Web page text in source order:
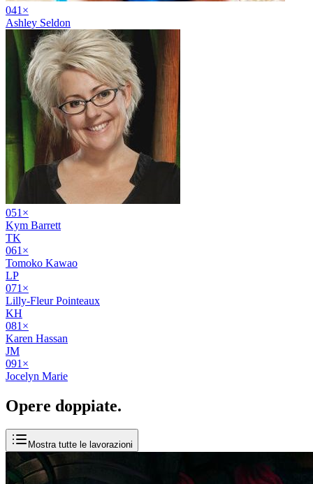
041 ×
Ashley Seldon
051 ×
Kym Barrett
TK
061 ×
Tomoko Kawao
LP
071 ×
Lilly-Fleur Pointeaux
KH
081 ×
Karen Hassan
JM
091 ×
Jocelyn Marie
Opere doppiate.
Mostra tutte le lavorazioni